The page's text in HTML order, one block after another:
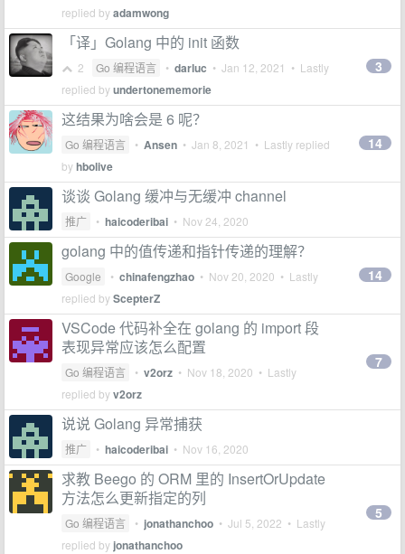
replied byadamwong
「译」Golang 中的 init 函数
2 Go 编程语言 • darluc • Jan 12, 2021 • Lastly
replied byundertonememorie
3
这结果为啥会是 6 呢？
Go 编程语言 • Ansen • Jan 8, 2021 • Lastly replied
byhbolive
14
谈谈 Golang 缓冲与无缓冲 channel
推广 • haicoderibai • Nov 24, 2020
golang 中的值传递和指针传递的理解？
Google • chinafengzhao • Nov 20, 2020 • Lastly
replied byScepterZ
14
VSCode 代码补全在 golang 的 import 段
表现异常应该怎么配置
Go 编程语言 • v2orz • Nov 18, 2020 • Lastly
replied byv2orz
7
说说 Golang 异常捕获
推广 • haicoderibai • Nov 16, 2020
求教 Beego 的 ORM 里的 InsertOrUpdate
方法怎么更新指定的列
Go 编程语言 • jonathanchoo • Jul 5, 2022 • Lastly
replied by jonathanchoo
5